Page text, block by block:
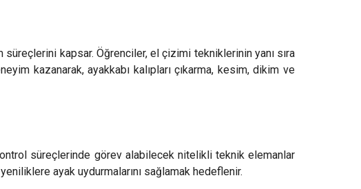
kapsar. Öğrenciler, el çizimi tekniklerinin yanı sıra
kazanarak, ayakkabı kalıpları çıkarma, kesim, dikim ve
süreçlerinde görev alabilecek nitelikli teknik elemanlar
ayak uydurmalarını sağlamak hedeflenir.